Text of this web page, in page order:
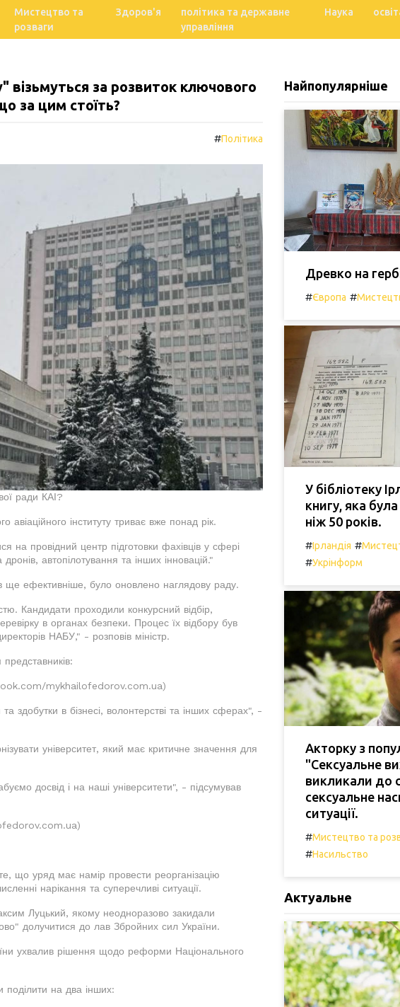
Мистецтво та
розваги
Здоров'я
політика та державне
управління
Наука
візьмуться за розвиток ключового
за цим стоїть?
#Політика
ради КАІ?
інституту триває вже понад рік.
на провідний центр підготовки фахівців у сфері
автопілотування та інших інновацій."
ефективніше, було оновлено наглядову раду.
Кандидати проходили конкурсний відбір,
в органах безпеки. Процес їх відбору був
НАБУ," - розповів міністр.
mykhailofedorov.com.ua)
здобутки в бізнесі, волонтерстві та інших сферах", -
університет, який має критичне значення для
досвід і на наші університети", - підсумував
що уряд має намір провести реорганізацію
нарікання та суперечливі ситуації.
Луцький, якому неодноразово закидали
долучитися до лав Збройних сил України.
ухвалив рішення щодо реформи Національного
поділити на два інших:
Найпопулярніше
Древко на
#Європа #
У бібліотеку
книгу, яка
ніж 50 років.
#Ірландія #
#Укрінформ
Акторку з
"Сексуальне
викликали до
сексуальне
ситуації.
#Мистецтво та
#Насильство
Актуальне